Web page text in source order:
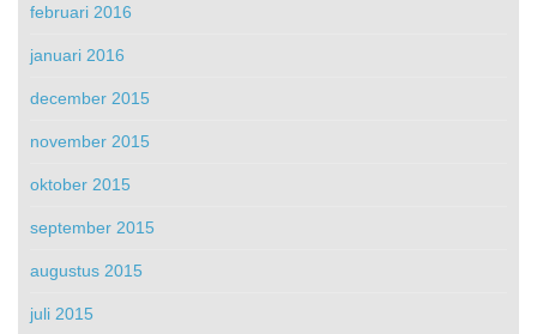
februari 2016
januari 2016
december 2015
november 2015
oktober 2015
september 2015
augustus 2015
juli 2015